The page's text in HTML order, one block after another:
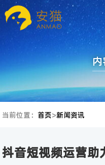
内
当前位置：首页>新闻资讯
抖音短视频运营助